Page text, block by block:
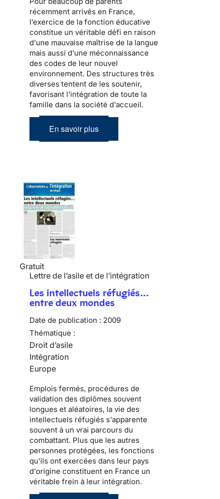
récemment arrivés en France,
l’exercice de la fonction éducative
constitue un véritable défi en raison
d'une mauvaise maîtrise de la langue
mais aussi d'une méconnaissance
des codes de leur nouvel
environnement. Des structures très
diverses tentent de les soutenir,
favorisant l'intégration de toute la
famille dans la société d'accueil.
En savoir plus
Gratuit
Lettre de l’asile et de l’intégration
Les intellectuels réfugiés…
entre deux mondes
Date de publication : 2009
Thématique :
Droit d’asile
Intégration
Europe
Emplois fermés, procédures de
validation des diplômes souvent
longues et aléatoires, la vie des
intellectuels réfugiés s'apparente
souvent à un vrai parcours du
combattant. Plus que les autres
personnes protégées, les fonctions
qu'ils ont exercées dans leur pays
d'origine constituent en France un
véritable frein à leur intégration.